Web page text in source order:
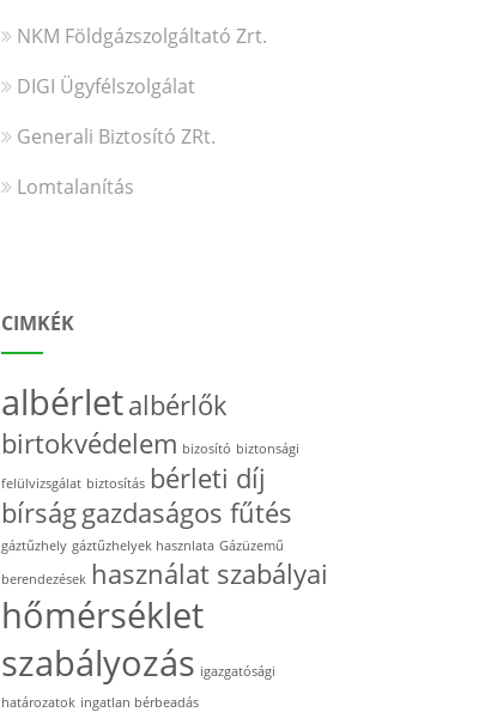
NKM Földgázszolgáltató Zrt.
DIGI Ügyfélszolgálat
Generali Biztosító ZRt.
Lomtalanítás
CIMKÉK
albérletalbérlők
birtokvédelem bizosító biztonsági
felülvizsgálat biztosítás bérleti díj
bírsággazdaságos fűtés
gáztűzhely gáztűzhelyek hasznlata Gázüzemű
berendezések használat szabályai
hőmérséklet
szabályozás igazgatósági
határozatok ingatlan bérbeadás